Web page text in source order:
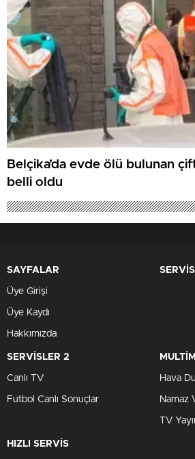
Belçika’da evde ölü bulunan
belli oldu
SAYFALAR
Üye Girişi
Üye Kaydı
Hakkımızda
SERVİSLER 2
Canlı TV
Futbol Canlı Sonuçlar
Hava
Namaz
TV
HIZLI SERVİS